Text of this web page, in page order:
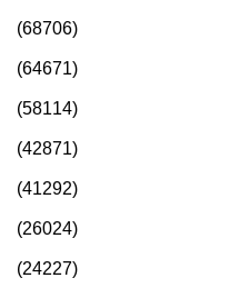
(68706)
(64671)
(58114)
(42871)
(41292)
(26024)
(24227)